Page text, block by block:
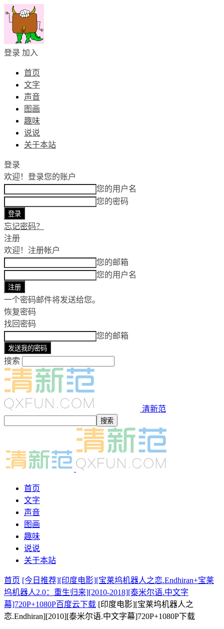
登录 加入
首页
文字
声音
图画
趣味
说说
关于本站
登录
欢迎！ 登录您的账户
您的用户名
您的密码
忘记密码？
注册
欢迎！ 注册帐户
您的邮箱
您的用户名
一个密码邮件将发送给您。
恢复密码
找回密码
您的邮箱
搜索
清新范
首页
文字
声音
图画
趣味
说说
关于本站
首页 [今日推荐][印度电影][宝莱坞机器人之恋.Endhiran+宝莱
坞机器人2.0：重生归来][2010-2018][泰米尔语.中文字
幕]720P+1080P百度云下载 [印度电影][宝莱坞机器人之
恋.Endhiran][2010][泰米尔语.中文字幕]720P+1080P下载